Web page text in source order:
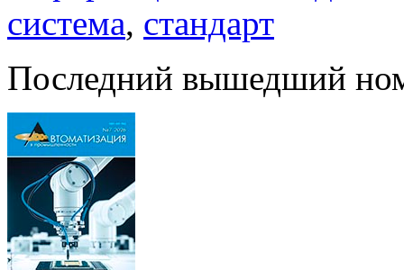
система, стандарт
Последний вышедший